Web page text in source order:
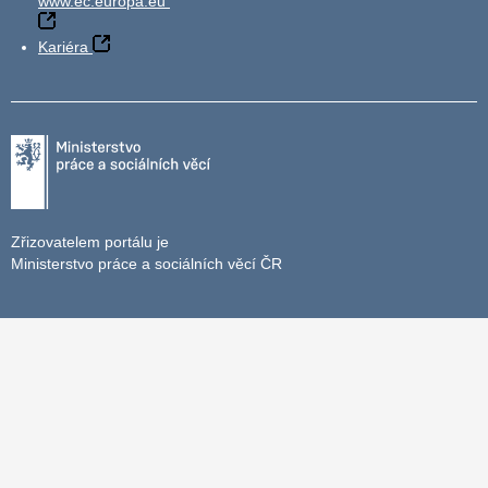
Kariéra
Zřizovatelem portálu je
Ministerstvo práce a sociálních věcí ČR